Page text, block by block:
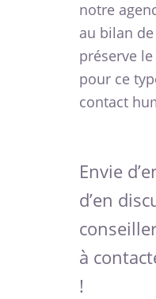
notre
au bilan
préserve
pour ce
contact
Envie
d’en
à
!